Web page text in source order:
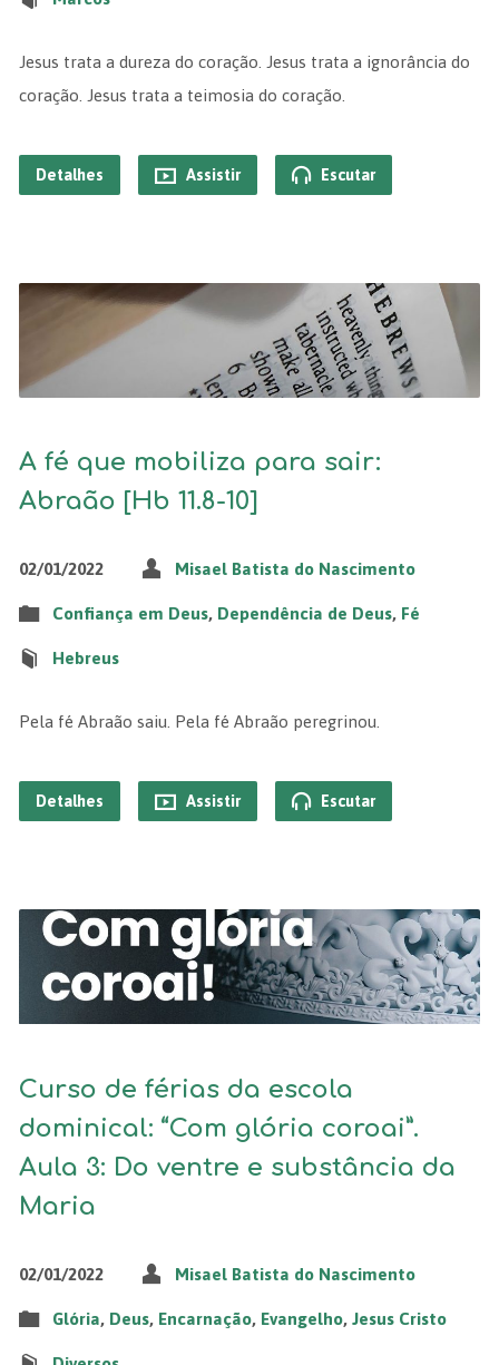
Jesus trata a dureza do coração. Jesus trata a ignorância do
coração. Jesus trata a teimosia do coração.
Detalhes Assistir Escutar
A fé que mobiliza para sair:
Abraão [Hb 11.8-10]
02/01/2022 Misael Batista do Nascimento
Confiança em Deus, Dependência de Deus, Fé
Hebreus
Pela fé Abraão saiu. Pela fé Abraão peregrinou.
Detalhes Assistir Escutar
Curso de férias da escola
dominical: “Com glória coroai”.
Aula 3: Do ventre e substância da
Maria
02/01/2022 Misael Batista do Nascimento
Glória, Deus, Encarnação, Evangelho, Jesus Cristo